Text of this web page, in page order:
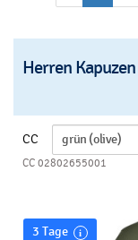
Herren
CC
CC 02802655001
3 Tage